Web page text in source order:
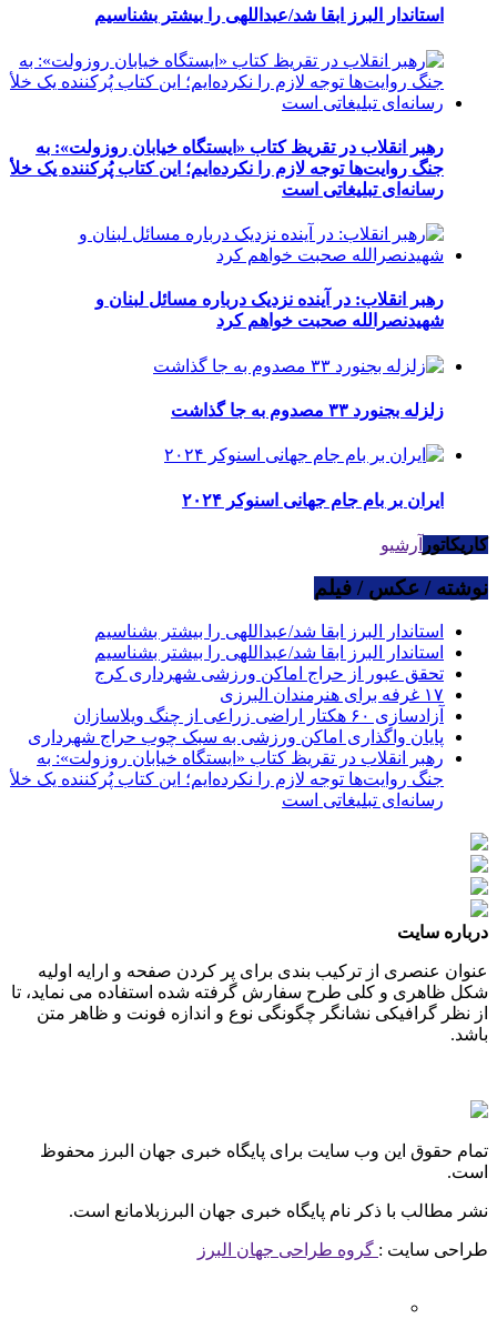
استاندار البرز ابقا شد/عبداللهی را بیشتر بشناسیم
رهبر انقلاب در تقریظ کتاب «ایستگاه خیابان روزولت»: به
جنگ روایت‌ها توجه لازم را نکرده‌ایم؛ این کتاب پُرکننده‌ یک خلأ
رسانه‌ای تبلیغاتی است
رهبر انقلاب: در آینده نزدیک درباره مسائل لبنان و
شهیدنصرالله صحبت خواهم کرد
زلزله بجنورد ۳۳ مصدوم به جا گذاشت
ایران بر بام جام جهانی اسنوکر ۲۰۲۴
کاریکاتور آرشیو
نوشته / عکس / فیلم
استاندار البرز ابقا شد/عبداللهی را بیشتر بشناسیم
استاندار البرز ابقا شد/عبداللهی را بیشتر بشناسیم
تحقق عبور از حراج اماکن ورزشی شهرداری کرج
۱۷ غرفه برای هنرمندان البرزی
آزادسازی ۶۰ هکتار اراضی زراعی از چنگ ویلاسازان
پایان واگذاری اماکن ورزشی به سبک چوب حراج شهرداری
رهبر انقلاب در تقریظ کتاب «ایستگاه خیابان روزولت»: به
جنگ روایت‌ها توجه لازم را نکرده‌ایم؛ این کتاب پُرکننده‌ یک خلأ
رسانه‌ای تبلیغاتی است
درباره سایت
عنوان عنصری از ترکیب بندی برای پر کردن صفحه و ارایه اولیه
شکل ظاهری و کلی طرح سفارش گرفته شده استفاده می نماید، تا
از نظر گرافیکی نشانگر چگونگی نوع و اندازه فونت و ظاهر متن
باشد.
تمام حقوق این وب سایت برای پایگاه خبری جهان البرز محفوظ
است.
نشر مطالب با ذکر نام پایگاه خبری جهان البرزبلامانع است.
طراحی سایت : گروه طراحی جهان البرز